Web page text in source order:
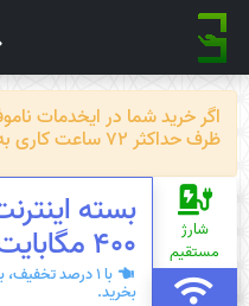
اگر خرید شما در ایخدمات
ظرف حداکثر 72 ساعت کاری به حسابتان برمی‌گردد.
شارژ
مستقیم
400 مگابایت اعتباری
با 1 درصد
بخرید.